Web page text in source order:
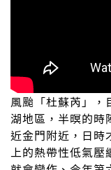
風颱「杜蘇芮」，
湖地區，半暝的時
近金門附近，日時
上的熱帶性低氣壓